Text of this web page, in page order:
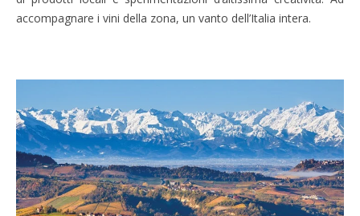
accompagnare i vini della zona, un vanto dell’Italia intera.